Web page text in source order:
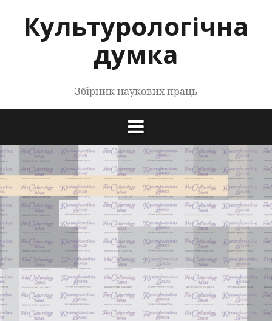
контентуКультурологічна
думка
Збірник наукових праць